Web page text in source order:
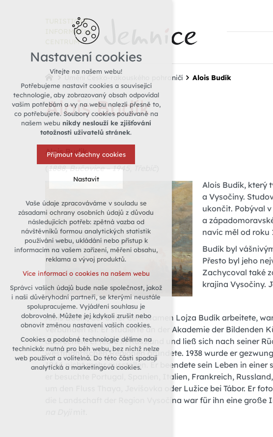
TURISTICKÉ
INFORMAČNÍ
CENTRUM
Umění Česko-rakouského pohraničí Alois Budík
Alois Budík
Alois Budík
1888, Bučovice – 1945, Třebíč
Alois Budík, který
a Vysočiny.
ukončit. Pobýval
a
navíc měl od roku
Budík byl
Přesto byl jeho
Zachycoval také
krajina Vysočiny.
Alois Budík, der unter dem Namen Lojza Budík arbeitete,
verbunden ist. Er studierte an der Akademie der Bildenden
abbrechen. Er lebte in Russland und ließ sich nach seiner
westmährischen Regionen gründete. 1938 wurde er
1944 nicht mehr ausstellen. Er beendete sein Leben in
er besuchte Portugal, Spanien, Italien, Frankreich,
um den Fluss Thaya, Jevišovka oder Lužice bei Tábor. Er
die Landschaft der Region Vysočina war für ihn eine
Nastavení cookies
Vítejte na našem webu!
Potřebujeme nastavit cookies a související
technologie, aby zobrazovaný obsah odpovídal
vašim potřebám a vy na webu nalezli přesně to,
co potřebujete. Soubory cookies používané na
našem webu nikdy neslouží ke zjišťování
totožnosti uživatelů stránek.
Přijmout všechny cookies
Nastavit
Technická cookies
nutná pro provozování webu
udržení kontextu stránek (session):
případná přihlášení, volby jazyka, apod.
Volitelná cookies
vyhodnocení návštěvnosti
marketingová cookies (Google)
Více informací o cookies na našem webu
Odmítnout vše
Vaše údaje zpracováváme v souladu se
zásadami ochrany osobních údajů z důvodu
následujících potřeb: zpětná vazba od
návštěvníků formou analytických statistik
používání webu, ukládání nebo přístup k
informacím na vašem zařízení, měření obsahu,
reklama a vývoj produktů.
Více informací o cookies na našem webu
Správci vašich údajů bude naše společnost, jakož
i naši důvěryhodní partneři, se kterými neustále
spolupracujeme. Vyjádření souhlasu je
dobrovolné. Můžete jej kdykoli zrušit nebo
obnovit změnou nastavení vašich cookies.
Cookies a podobné technologie dělíme na
technická: nutná pro běh webu, bez nichž nelze
web používat a volitelná. Do této části spadají
analytická a marketingová cookies.